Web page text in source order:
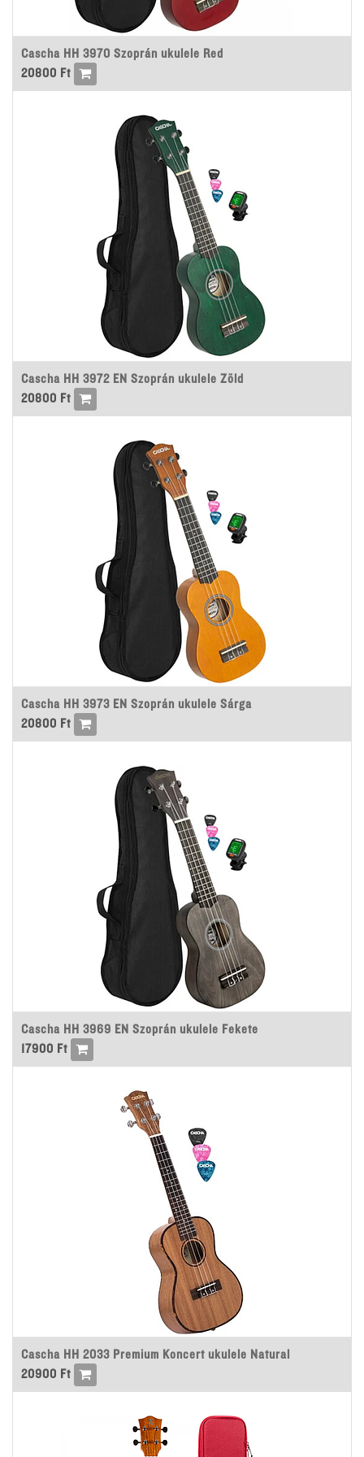
Cascha HH 3970 Szoprán ukulele Red
20800 Ft
Cascha HH 3972 EN Szoprán ukulele Zöld
20800 Ft
Cascha HH 3973 EN Szoprán ukulele Sárga
20800 Ft
Cascha HH 3969 EN Szoprán ukulele Fekete
17900 Ft
Cascha HH 2033 Premium Koncert ukulele Natural
20900 Ft